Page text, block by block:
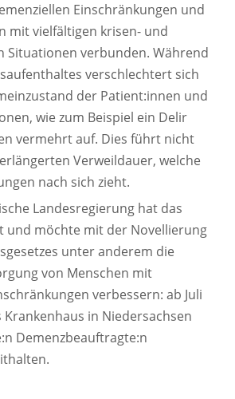
Einschränkungen und
mit vielfältigen krisen- und
Situationen verbunden. Während
verschlechtert sich
der Patient:innen und
wie zum Beispiel ein Delir
vermehrt auf. Dies führt nicht
Verweildauer, welche
nach sich zieht.
Landesregierung hat das
und möchte mit der Novellierung
unter anderem die
von Menschen mit
verbessern: ab Juli
Krankenhaus in Niedersachsen
Demenzbeauftragte:n